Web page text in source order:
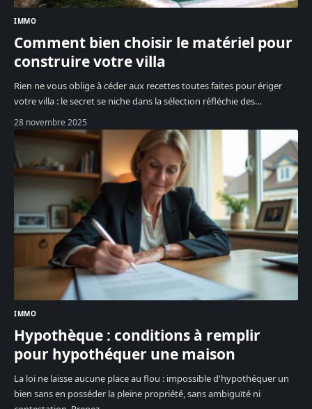
IMMO
Comment bien choisir le matériel pour
construire votre villa
Rien ne vous oblige à céder aux recettes toutes faites pour ériger
votre villa : le secret se niche dans la sélection réfléchie des…
28 novembre 2025
IMMO
Hypothèque : conditions à remplir
pour hypothéquer une maison
La loi ne laisse aucune place au flou : impossible d'hypothéquer un
bien sans en posséder la pleine propriété, sans ambiguïté ni